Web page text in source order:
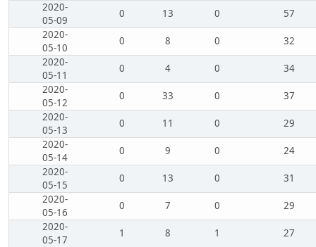
2020-
05-09
0 13 0
57
2020-
05-10
0 8 0
32
2020-
05-11
0 4 0
34
2020-
05-12
0 33 0
37
2020-
05-13
0 11 0
29
2020-
05-14
0 9 0
24
2020-
05-15
0 13 0
31
2020-
05-16
0 7 0
29
2020-
05-17
1 8 1
27